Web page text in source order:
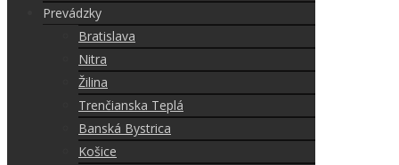
Prevádzky
Bratislava
Nitra
Žilina
Trenčianska Teplá
Banská Bystrica
Košice